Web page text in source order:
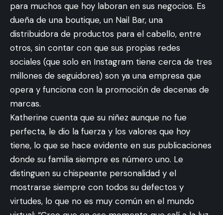
para muchos que hoy laboran en sus negocios. Es
dueña de una boutique, un Nail Bar, una
distribuidora de productos para el cabello, entre
otros, sin contar con que sus propias redes
sociales (que solo en Instagram tiene cerca de tres
millones de seguidores) son ya una empresa que
opera y funciona con la promoción de decenas de
marcas.
Katherine cuenta que su niñez aunque no fue
perfecta, le dio la fuerza y los valores que hoy
tiene, lo que se hace evidente en sus publicaciones
donde su familia siempre es número uno. Le
distinguen su chispeante personalidad y el
mostrarse siempre con todos su defectos y
virtudes, lo que no es muy común en el mundo